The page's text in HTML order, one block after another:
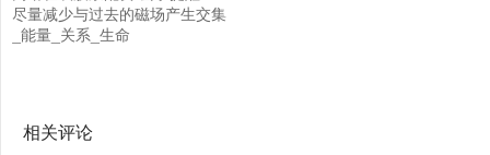
尽量减少与过去的磁场产生交集
_能量_关系_生命
相关评论